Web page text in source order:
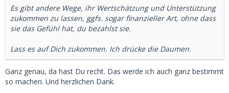
Es gibt andere Wege, ihr Wertschätzung und Unterstützung
zukommen zu lassen, ggfs. sogar finanzieller Art, ohne dass
sie das Gefühl hat, du bezahlst sie.
Lass es auf Dich zukommen. Ich drücke die Daumen.
Ganz genau, da hast Du recht. Das werde ich auch ganz bestimmt
so machen. Und herzlichen Dank.